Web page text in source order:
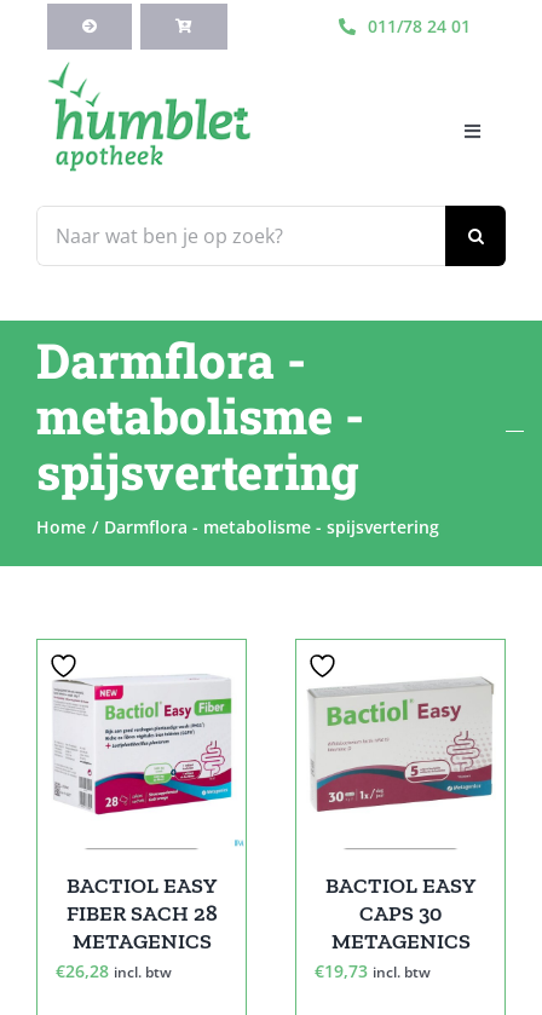
inhoud
011/78 24 01
naar:
Toggle
Webshop
Blog
Diensten
Darmflora -
metabolisme -
spijsvertering
Home Darmflora - metabolisme - spijsvertering
BACTIOL EASY
FIBER SACH 28
METAGENICS
€26,28 incl. btw
BACTIOL EASY
CAPS 30
METAGENICS
€19,73 incl. btw